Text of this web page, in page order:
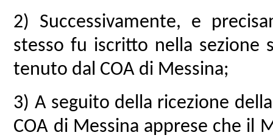
2) Successivamente, e
stesso fu iscritto nella sezione
tenuto dal COA di Messina;
3) A seguito della ricezione
COA di Messina apprese che il